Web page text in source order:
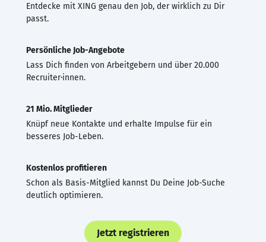
Entdecke mit XING genau den Job, der wirklich zu Dir
passt.
Persönliche Job-Angebote
Lass Dich finden von Arbeitgebern und über 20.000
Recruiter·innen.
21 Mio. Mitglieder
Knüpf neue Kontakte und erhalte Impulse für ein
besseres Job-Leben.
Kostenlos profitieren
Schon als Basis-Mitglied kannst Du Deine Job-Suche
deutlich optimieren.
Jetzt registrieren